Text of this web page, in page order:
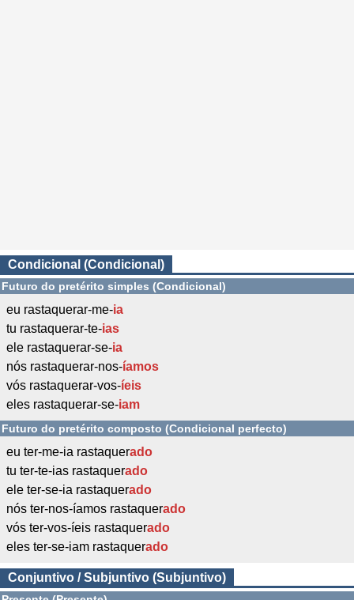
Condicional (Condicional)
Futuro do pretérito simples (Condicional)
eu rastaquerar-me-ia
tu rastaquerar-te-ias
ele rastaquerar-se-ia
nós rastaquerar-nos-íamos
vós rastaquerar-vos-íeis
eles rastaquerar-se-iam
Futuro do pretérito composto (Condicional perfecto)
eu ter-me-ia rastaquerado
tu ter-te-ias rastaquerado
ele ter-se-ia rastaquerado
nós ter-nos-íamos rastaquerado
vós ter-vos-íeis rastaquerado
eles ter-se-iam rastaquerado
Conjuntivo / Subjuntivo (Subjuntivo)